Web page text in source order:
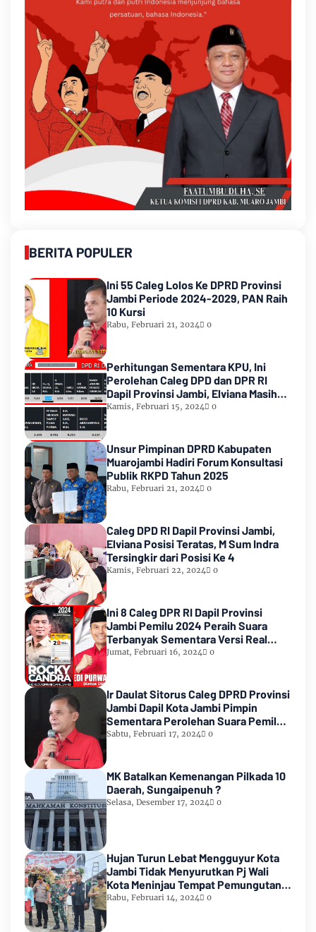
BERITA POPULER
Ini 55 Caleg Lolos Ke DPRD Provinsi
Jambi Periode 2024-2029, PAN Raih
10 Kursi
Rabu, Februari 21, 2024 0
Perhitungan Sementara KPU, Ini
Perolehan Caleg DPD dan DPR RI
Dapil Provinsi Jambi, Elviana Masih
Urutan Kedua Teratas
Kamis, Februari 15, 2024 0
Unsur Pimpinan DPRD Kabupaten
Muarojambi Hadiri Forum Konsultasi
Publik RKPD Tahun 2025
Rabu, Februari 21, 2024 0
Caleg DPD RI Dapil Provinsi Jambi,
Elviana Posisi Teratas, M Sum Indra
Tersingkir dari Posisi Ke 4
Kamis, Februari 22, 2024 0
Ini 8 Caleg DPR RI Dapil Provinsi
Jambi Pemilu 2024 Peraih Suara
Terbanyak Sementara Versi Real
Count KPU RI
Jumat, Februari 16, 2024 0
Ir Daulat Sitorus Caleg DPRD Provinsi
Jambi Dapil Kota Jambi Pimpin
Sementara Perolehan Suara Pemilu
2024
Sabtu, Februari 17, 2024 0
MK Batalkan Kemenangan Pilkada 10
Daerah, Sungaipenuh ?
Selasa, Desember 17, 2024 0
Hujan Turun Lebat Mengguyur Kota
Jambi Tidak Menyurutkan Pj Wali
Kota Meninjau Tempat Pemungutan
Suara Pemilu 2024
Rabu, Februari 14, 2024 0